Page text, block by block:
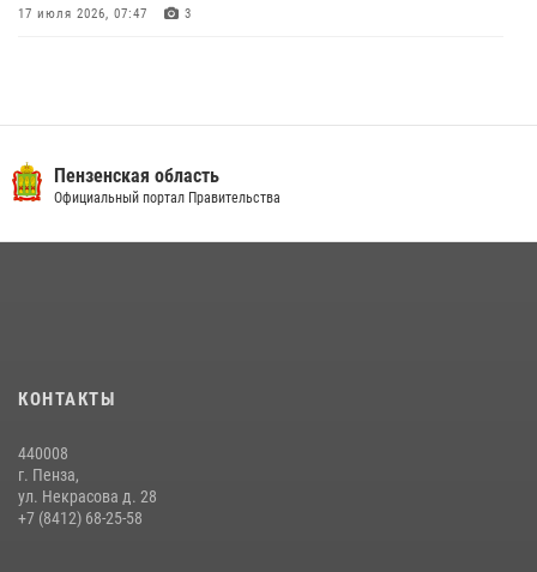
17 июля 2026, 07:47 3
Пензенский спецназ Росгвардии готовит студентов к окружному
этапу «Зарницы 2.0» (видео)
сборов «Гвардеец» с вооружением и техникой Росгвардии
Начальник Управления Росгвардии по Пензенской области Павел
Пучков посетил 55-й Всероссийский Лермонтовский праздник
Пензенская область
Официальный портал Правительства
КОНТАКТЫ
440008
г. Пенза,
ул. Некрасова д. 28
+7 (8412) 68-25-58